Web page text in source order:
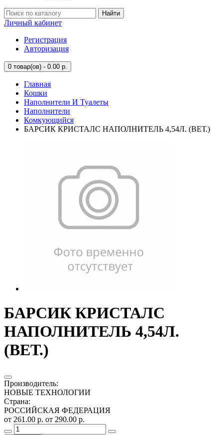
Найти
Личный кабинет
Регистрация
Авторизация
0 товар(ов) - 0.00 р.
Главная
Кошки
Наполнители И Туалеты
Наполнители
Комкующийся
БАРСИК КРИСТАЛС НАПОЛНИТЕЛЬ 4,54Л. (ВЕТ.)
БАРСИК КРИСТАЛС
НАПОЛНИТЕЛЬ 4,54Л.
(ВЕТ.)
Производитель:
НОВЫЕ ТЕХНОЛОГИИ
Страна:
РОССИЙСКАЯ ФЕДЕРАЦИЯ
от 261.00 р. от 290.00 р.